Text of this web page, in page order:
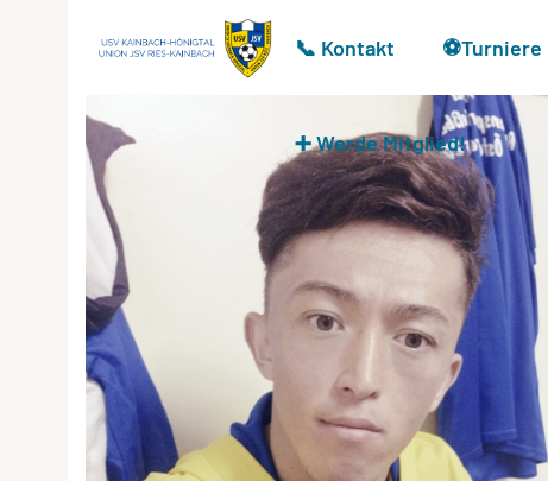
📞 Kontakt ⚽Turniere
➕ Werde Mitglied!